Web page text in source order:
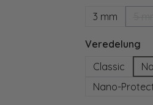
3 mm
Veredelung
Classic
Nano-